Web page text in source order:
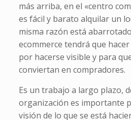
más arriba, en el «centro
es fácil y barato alquilar un
misma razón está
ecommerce tendrá que
por hacerse visible y para
conviertan en compradores.
Es un trabajo a largo plazo,
organización es importante
visión de lo que se está